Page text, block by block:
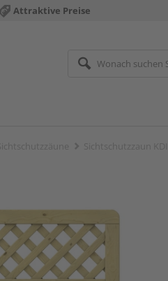
Attraktive Preise